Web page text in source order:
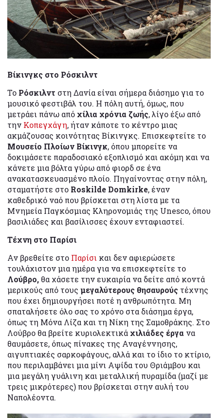
Βίκινγκς στο Ρόσκιλντ
Το Ρόσκιλντ στη Δανία είναι σήμερα διάσημο για το
μουσικό φεστιβάλ του. Η πόλη αυτή, όμως, που
μετράει πάνω από χίλια χρόνια ζωής, λίγο έξω από
την Κοπεγχάγη, ήταν κάποτε το κέντρο μιας
ακμάζουσας κοινότητας Βίκινγκς. Επισκεφτείτε το
Μουσείο Πλοίων Βίκινγκ, όπου μπορείτε να
δοκιμάσετε παραδοσιακό εξοπλισμό και ακόμη και να
κάνετε μια βόλτα γύρω από φιορδ σε ένα
ανακατασκευασμένο πλοίο. Πηγαίνοντας στην πόλη,
σταματήστε στο Roskilde Domkirke, έναν
καθεδρικό ναό που βρίσκεται στη λίστα με τα
Μνημεία Παγκόσμιας Κληρονομιάς της Unesco, όπου
βασιλιάδες και βασίλισσες έχουν ενταφιαστεί.
Τέχνη στο Παρίσι
Αν βρεθείτε στο Παρίσι και δεν αφιερώσετε
τουλάχιστον μια ημέρα για να επισκεφτείτε το
Λούβρο, θα χάσετε την ευκαιρία να δείτε από κοντά
μερικούς από τους μεγαλύτερους θησαυρούς τέχνης
που έχει δημιουργήσει ποτέ η ανθρωπότητα. Μη
σπαταλήσετε όλο σας το χρόνο στα διάσημα έργα,
όπως τη Μόνα Λίζα και τη Νίκη της Σαμοθράκης. Στο
Λούβρο θα βρείτε κυριολεκτικά χιλιάδες έργα να
θαυμάσετε, όπως πίνακες της Αναγέννησης,
αιγυπτιακές σαρκοφάγους, αλλά και το ίδιο το κτίριο,
που περιλαμβάνει μια μίνι Αψίδα του Θριάμβου και
μια μεγάλη γυάλινη και μεταλλική πυραμίδα (μαζί με
τρεις μικρότερες) που βρίσκεται στην αυλή του
Ναπολέοντα.